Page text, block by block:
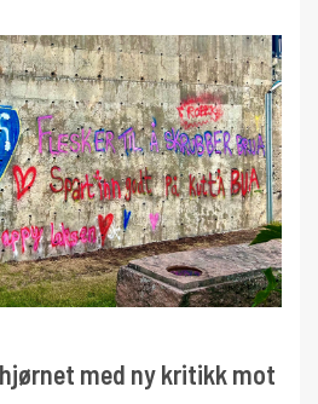
med ny kritikk mot